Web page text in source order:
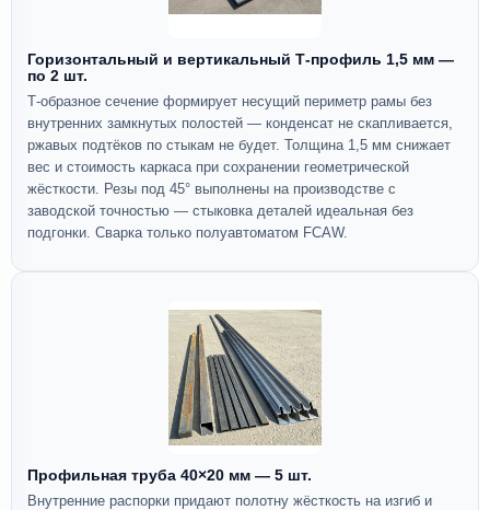
Горизонтальный и вертикальный Т-профиль 1,5 мм —
по 2 шт.
Т-образное сечение формирует несущий периметр рамы без
внутренних замкнутых полостей — конденсат не скапливается,
ржавых подтёков по стыкам не будет. Толщина 1,5 мм снижает
вес и стоимость каркаса при сохранении геометрической
жёсткости. Резы под 45° выполнены на производстве с
заводской точностью — стыковка деталей идеальная без
подгонки. Сварка только полуавтоматом FCAW.
Профильная труба 40×20 мм — 5 шт.
Внутренние распорки придают полотну жёсткость на изгиб и